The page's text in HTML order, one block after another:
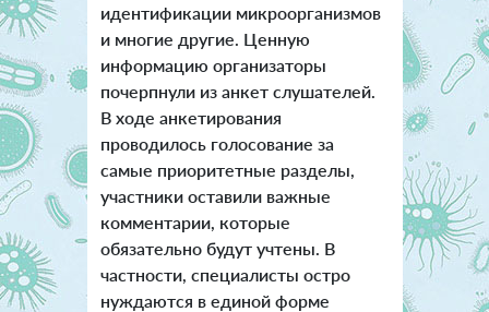
идентификации микроорганизмов
и многие другие. Ценную
информацию организаторы
почерпнули из анкет слушателей.
В ходе анкетирования
проводилось голосование за
самые приоритетные разделы,
участники оставили важные
комментарии, которые
обязательно будут учтены. В
частности, специалисты остро
нуждаются в единой форме